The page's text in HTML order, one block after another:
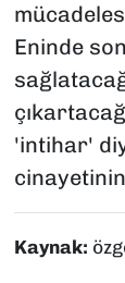
Eninde
'intihar'
Kaynak: